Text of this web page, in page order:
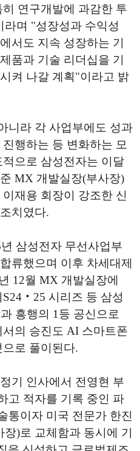
연구개발에 과감한 투
며 "성장성과 수익성
서도 지속 성장하는 기
품과 기술 리더십을 기
켜 나갈 계획"이라고 밝
니라 각 사업부에도 성과
행하는 등 변화하는 모
으로 삼성전자는 이달
MX 개발실장(부사장)
재용 회장이 강조한 신
치였다.
삼성전자 무선사업부
류했으며 이후 차세대제
12월 MX 개발실장에
시리즈 등 삼성
흥행의 1등 공신으로
의 승진도 AI 스마트폰
로 풀이된다.
기 인사에서 전영현 부
고 적자를 기록 중인 파
통이자 미국 전문가 한진
)로 교체함과 동시에 기